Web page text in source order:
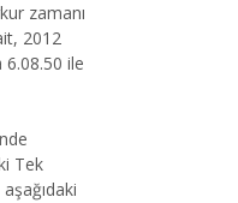
zamanı
2012
6.08.50 ile
Tek